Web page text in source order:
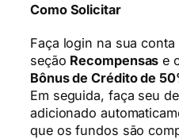
Como Solicitar
Faça login na sua conta
seção Recompensas e
Bônus de Crédito de
Em seguida, faça seu
adicionado
que os fundos são